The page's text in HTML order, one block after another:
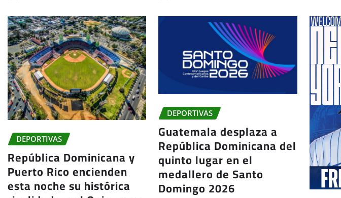
DEPORTIVAS
República Dominicana y
Puerto Rico encienden
esta noche su histórica
DEPORTIVAS
Guatemala desplaza a
República Dominicana del
quinto lugar en el
medallero de Santo
Domingo 2026